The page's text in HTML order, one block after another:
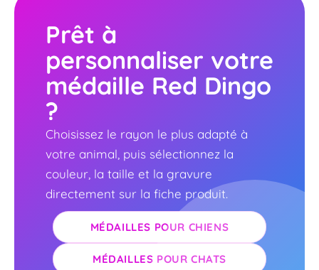
Prêt à
personnaliser votre
médaille Red Dingo
?
Choisissez le rayon le plus adapté à
votre animal, puis sélectionnez la
couleur, la taille et la gravure
directement sur la fiche produit.
MÉDAILLES POUR CHIENS
MÉDAILLES POUR CHATS